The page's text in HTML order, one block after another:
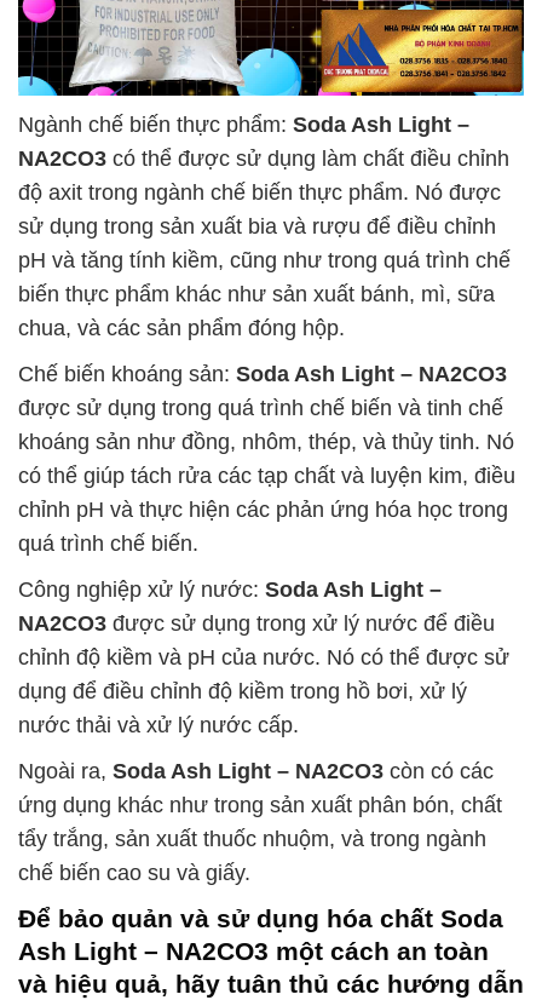
Ngành chế biến thực phẩm: Soda Ash Light –
NA2CO3 có thể được sử dụng làm chất điều chỉnh
độ axit trong ngành chế biến thực phẩm. Nó được
sử dụng trong sản xuất bia và rượu để điều chỉnh
pH và tăng tính kiềm, cũng như trong quá trình chế
biến thực phẩm khác như sản xuất bánh, mì, sữa
chua, và các sản phẩm đóng hộp.
Chế biến khoáng sản: Soda Ash Light – NA2CO3
được sử dụng trong quá trình chế biến và tinh chế
khoáng sản như đồng, nhôm, thép, và thủy tinh. Nó
có thể giúp tách rửa các tạp chất và luyện kim, điều
chỉnh pH và thực hiện các phản ứng hóa học trong
quá trình chế biến.
Công nghiệp xử lý nước: Soda Ash Light –
NA2CO3 được sử dụng trong xử lý nước để điều
chỉnh độ kiềm và pH của nước. Nó có thể được sử
dụng để điều chỉnh độ kiềm trong hồ bơi, xử lý
nước thải và xử lý nước cấp.
Ngoài ra, Soda Ash Light – NA2CO3 còn có các
ứng dụng khác như trong sản xuất phân bón, chất
tẩy trắng, sản xuất thuốc nhuộm, và trong ngành
chế biến cao su và giấy.
Để bảo quản và sử dụng hóa chất Soda
Ash Light – NA2CO3 một cách an toàn
và hiệu quả, hãy tuân thủ các hướng dẫn